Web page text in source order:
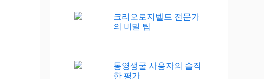
크리오로지벨트 전문가
의 비밀 팁
통영생굴 사용자의 솔직
한 평가